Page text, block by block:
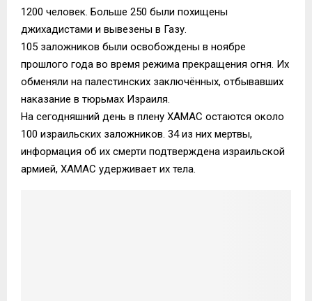
1200 человек. Больше 250 были похищены
джихадистами и вывезены в Газу.
105 заложников были освобождены в ноябре
прошлого года во время режима прекращения огня. Их
обменяли на палестинских заключённых, отбывавших
наказание в тюрьмах Израиля.
На сегодняшний день в плену ХАМАС остаются около
100 израильских заложников. 34 из них мертвы,
информация об их смерти подтверждена израильской
армией, ХАМАС удерживает их тела.